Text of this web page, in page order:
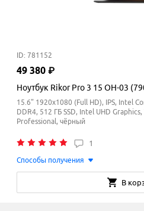
ID: 781152
49 380 ₽
Ноутбук Rikor Pro 3 15 OH-03
15.6" 1920x1080 (Full HD), IPS, Intel
DDR4, 512 ГБ SSD, Intel UHD
Professional, чёрный
1
Способы получения
В